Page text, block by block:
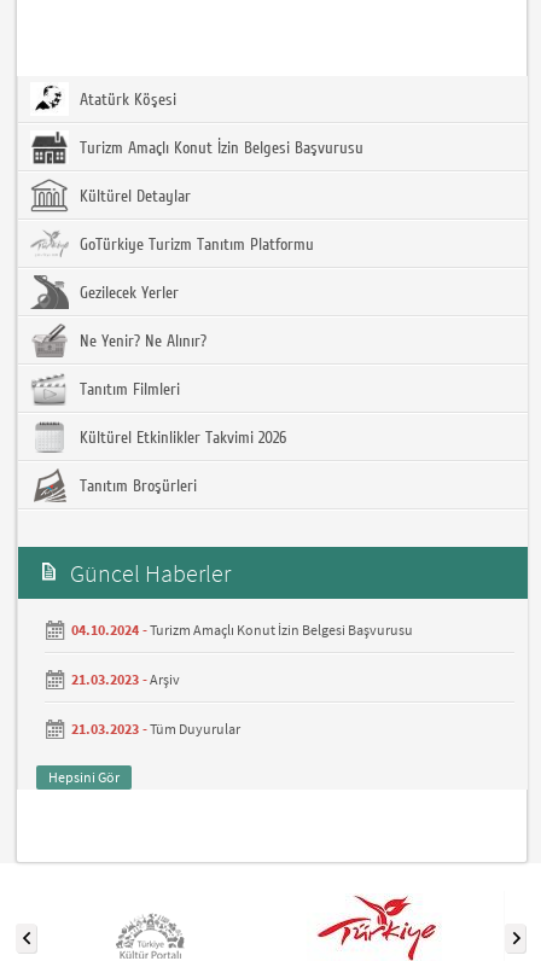
Atatürk Köşesi
Turizm Amaçlı Konut İzin Belgesi Başvurusu
Kültürel Detaylar
GoTürkiye Turizm Tanıtım Platformu
Gezilecek Yerler
Ne Yenir? Ne Alınır?
Tanıtım Filmleri
Kültürel Etkinlikler Takvimi 2026
Tanıtım Broşürleri
Güncel Haberler
04.10.2024 -Turizm Amaçlı Konut İzin Belgesi Başvurusu
21.03.2023 -Arşiv
21.03.2023 -Tüm Duyurular
Hepsini Gör